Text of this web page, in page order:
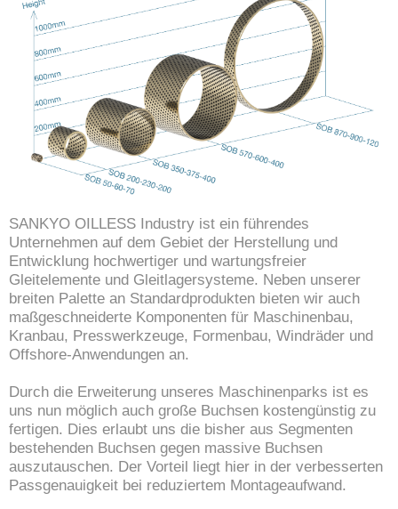
SANKYO OILLESS Industry ist ein führendes
Unternehmen auf dem Gebiet der Herstellung und
Entwicklung hochwertiger und wartungsfreier
Gleitelemente und Gleitlagersysteme. Neben unserer
breiten Palette an Standardprodukten bieten wir auch
maßgeschneiderte Komponenten für Maschinenbau,
Kranbau, Presswerkzeuge, Formenbau, Windräder und
Offshore-Anwendungen an.
Durch die Erweiterung unseres Maschinenparks ist es
uns nun möglich auch große Buchsen kostengünstig zu
fertigen. Dies erlaubt uns die bisher aus Segmenten
bestehenden Buchsen gegen massive Buchsen
auszutauschen. Der Vorteil liegt hier in der verbesserten
Passgenauigkeit bei reduziertem Montageaufwand.